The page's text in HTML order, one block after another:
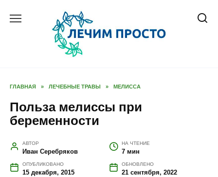
ГЛАВНАЯ » ЛЕЧЕБНЫЕ ТРАВЫ » МЕЛИССА
Польза мелиссы при
беременности
АВТОР
Иван Серебряков
НА ЧТЕНИЕ
7 мин
ОПУБЛИКОВАНО
15 декабря, 2015
ОБНОВЛЕНО
21 сентября, 2022